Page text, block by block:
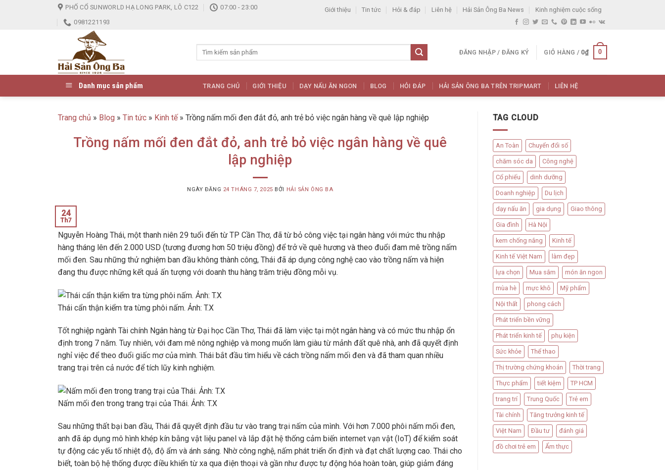
PHỐ CỔ SUNWORLD HẠ LONG PARK, LÔ C122
07:00 - 23:00
0981221193
Giới thiệu Tin tức Hỏi & đáp Liên hệ Hải Sản Ông Ba News Kinh nghiệm cuộc sống
ĐĂNG NHẬP / ĐĂNG KÝ GIỎ HÀNG / 0₫ 0
Danh mục sản phẩm TRANG CHỦ GIỚI THIỆU DẠY NẤU ĂN NGON BLOG HỎI ĐÁP HẢI SẢN ÔNG BA TRÊN TRIPMART LIÊN HỆ
Trang chủ » Blog » Tin tức » Kinh tế» Trồng nấm mối đen đắt đỏ, anh trẻ bỏ việc ngân hàng về quê lập nghiệp
Trồng nấm mối đen đắt đỏ, anh trẻ bỏ việc ngân hàng về quê
lập nghiệp
NGÀY ĐĂNG 24 THÁNG 7, 2025 BỞI HẢI SẢN ÔNG BA
24
Th7
Nguyễn Hoàng Thái, một thanh niên 29 tuổi đến từ TP Cần Thơ, đã từ bỏ công việc tại ngân hàng với mức thu nhập
hàng tháng lên đến 2.000 USD (tương đương hơn 50 triệu đồng) để trở về quê hương và theo đuổi đam mê trồng nấm
mối đen. Sau những thử nghiệm ban đầu không thành công, Thái đã áp dụng công nghệ cao vào trồng nấm và hiện
đang thu được những kết quả ấn tượng với doanh thu hàng trăm triệu đồng mỗi vụ.
Thái cẩn thận kiểm tra từng phôi nấm. Ảnh: T.X
Tốt nghiệp ngành Tài chính Ngân hàng từ Đại học Cần Thơ, Thái đã làm việc tại một ngân hàng và có mức thu nhập ổn
định trong 7 năm. Tuy nhiên, với đam mê nông nghiệp và mong muốn làm giàu từ mảnh đất quê nhà, anh đã quyết định
nghỉ việc để theo đuổi giấc mơ của mình. Thái bắt đầu tìm hiểu về cách trồng nấm mối đen và đã tham quan nhiều
trang trại trên cả nước để tích lũy kinh nghiệm.
Nấm mối đen trong trang trại của Thái. Ảnh: T.X
Sau những thất bại ban đầu, Thái đã quyết định đầu tư vào trang trại nấm của mình. Với hơn 7.000 phôi nấm mối đen,
anh đã áp dụng mô hình khép kín bằng vật liệu panel và lắp đặt hệ thống cảm biến internet vạn vật (IoT) để kiểm soát
tự động các yếu tố nhiệt độ, độ ẩm và ánh sáng. Nhờ công nghệ, nấm phát triển ổn định và đạt chất lượng cao. Thái cho
biết, toàn bộ hệ thống được điều khiển từ xa qua điện thoại và gần như được tự động hóa hoàn toàn, giúp giảm đáng
TAG CLOUD
An Toàn Chuyển đổi số
chăm sóc da Công nghệ
Cổ phiếu dinh dưỡng
Doanh nghiệp Du lịch
dạy nấu ăn gia dụng Giao thông
Gia đình Hà Nội
kem chống nắng Kinh tế
Kinh tế Việt Nam làm đẹp
lựa chọn Mua sắm món ăn ngon
mùa hè mực khô Mỹ phẩm
Nội thất phong cách
Phát triển bền vững
Phát triển kinh tế phụ kiện
Sức khỏe Thể thao
Thị trường chứng khoán Thời trang
Thực phẩm tiết kiệm TP HCM
trang trí Trung Quốc Trẻ em
Tài chính Tăng trưởng kinh tế
Việt Nam Đầu tư đánh giá
đồ chơi trẻ em Ẩm thực